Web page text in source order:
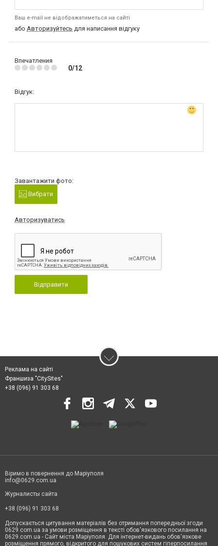
Ваш e-mail не відображатиметься на сайті
або Авторизуйтесь для написання відгуку
Впечатления
0/12
Відгук:
Завантажити фото:
Вибрати
Авторизуватись
Відправити
Реклама на сайті
Франшиза "CitySites"
+38 (096) 91 303 68
Віримо в повернення до Маріуполя
info@0629.com.ua
Журналисты сайта
+38 (096) 91 303 68
Допускається цитування матеріалів без отримання попередньої згоди
0629.com.ua за умови розміщення в тексті обов'язкового посилання на
0629.com.ua - Сайт міста Маріуполя. Для інтернет-видань обов'язкове
розміщення прямого, відкритого для пошукових систем гіперпосилання